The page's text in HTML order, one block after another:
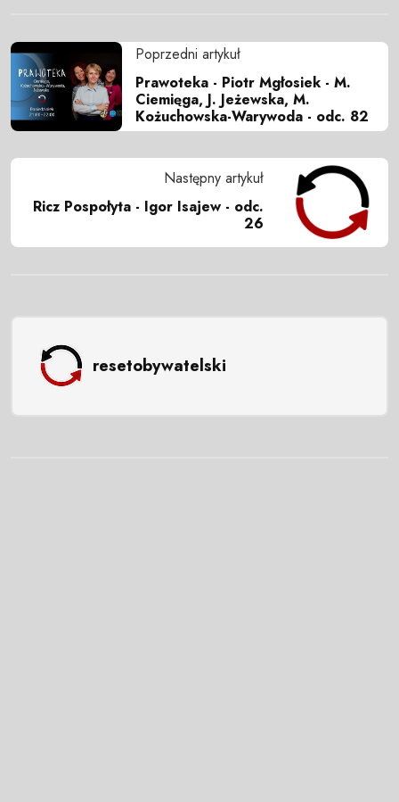
Poprzedni artykuł
Prawoteka - Piotr Mgłosiek - M.
Ciemięga, J. Jeżewska, M.
Kożuchowska-Warywoda - odc. 82
Następny artykuł
Ricz Pospołyta - Igor Isajew - odc.
26
resetobywatelski